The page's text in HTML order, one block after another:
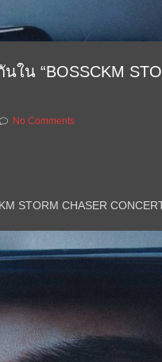
“BOSSCKM
No Comments
STORM CHASER